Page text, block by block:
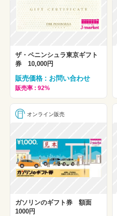
ザ・ペニンシュラ東京ギフト
券 10,000円
販売価格 : お問い合わせ
販売率 : 92%
オンライン販売
ガソリンのギフト券 額面
1000円